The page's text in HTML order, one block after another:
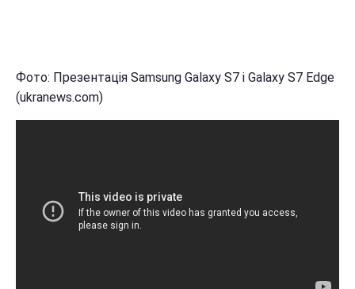
Фото: Презентація Samsung Galaxy S7 і Galaxy S7 Edge
(ukranews.com)